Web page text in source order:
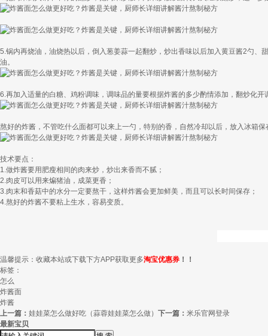
5.锅内再烧油，油烧热以后，倒入葱姜蒜一起翻炒，炒出香味以后加入黄豆酱2勺
油。
6.再加入适量的白糖、鸡粉调味，调味品的量要根据炸酱的多少酌情添加，翻炒化
熬好的炸酱，不管吃什么面都可以来上一勺，特别的香，自然冷却以后，放入冰箱
技术要点：
1.做炸酱要用肥瘦相间的肉来炒，炒出来香而不腻；
2.肉皮可以用来煸猪油，成菜更香；
3.肉末和香菇中的水分一定要熬干，这样炸酱会更加鲜美，而且可以长时间保存；
4.熬好的炸酱不要粘上生水，容易变质。
温馨提示：收藏本站或下载下方APP获取更多淘宝优惠券 ！！
标签：
怎么
炸酱面
炸酱
上一篇： 娃娃菜怎么做好吃（蒜蓉娃娃菜怎么做） 下一篇： 米乐官网登录
最新宝贝